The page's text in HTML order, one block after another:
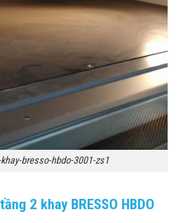
bresso-hbdo-3001-zs1
2 khay BRESSO HBDO